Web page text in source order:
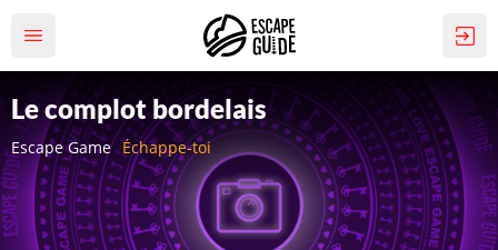
Escape Game Échappe-toi
Le complot bordelais